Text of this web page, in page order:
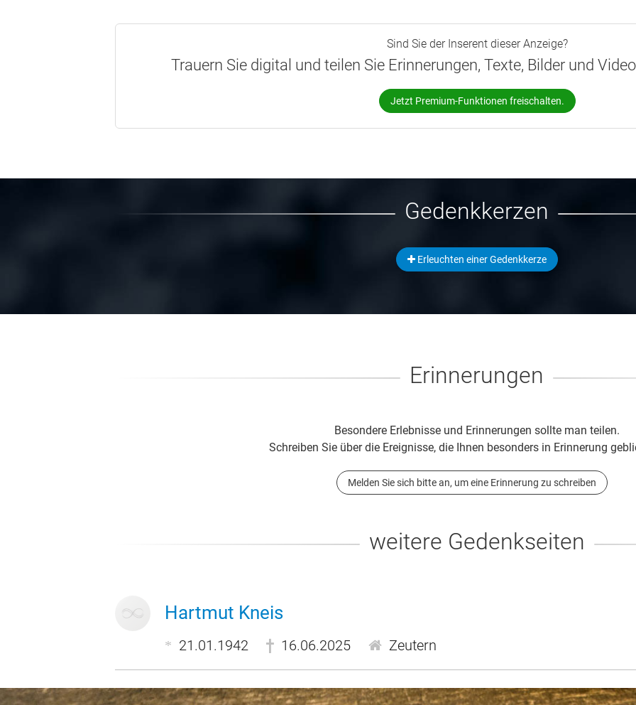
Sind Sie der Inserent dieser Anzeige?
Trauern Sie digital und teilen Sie Erinnerungen, Texte, Bilder und
Jetzt Premium-Funktionen freischalten.
Gedenkkerzen
Erleuchten einer Gedenkkerze
Erinnerungen
Besondere Erlebnisse und Erinnerungen sollte man teilen.
Schreiben Sie über die Ereignisse, die Ihnen besonders in Erinnerung
Melden Sie sich bitte an, um eine Erinnerung zu schreiben
weitere Gedenkseiten
Hartmut Kneis
21.01.1942 16.06.2025 Zeutern